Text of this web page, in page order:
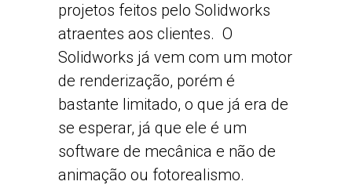
projetos feitos pelo Solidworks
atraentes aos clientes. O
Solidworks já vem com um motor
de renderização, porém é
bastante limitado, o que já era de
se esperar, já que ele é um
software de mecânica e não de
animação ou fotorealismo.